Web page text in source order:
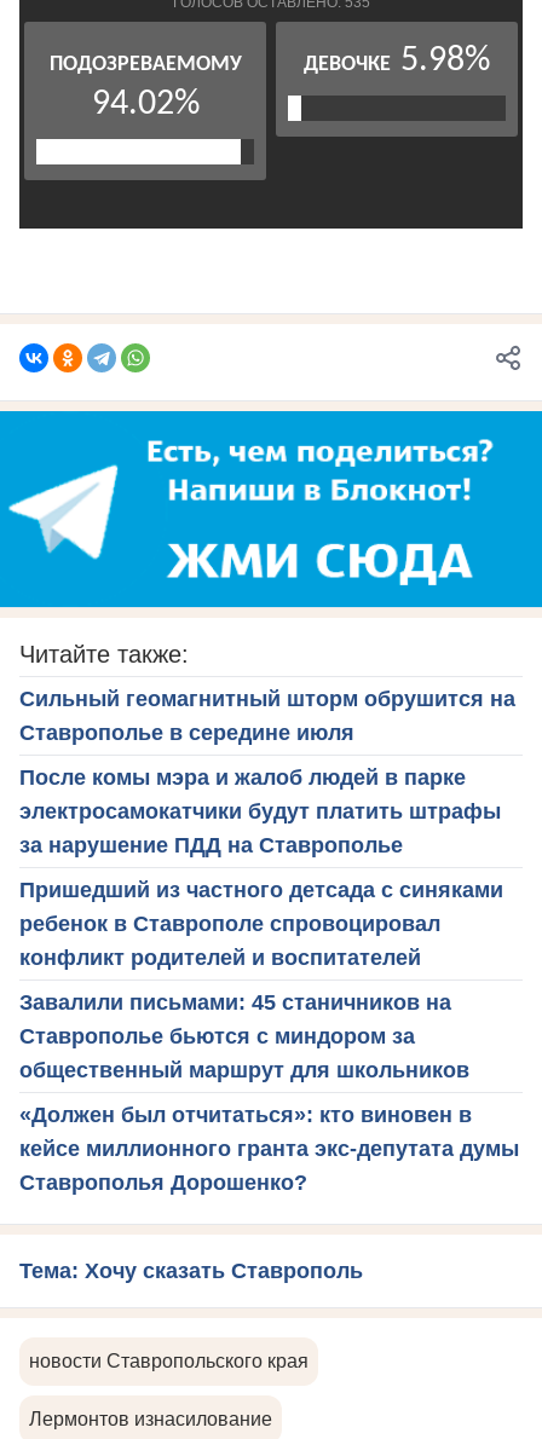
Читайте также:
Сильный геомагнитный шторм обрушится на
Ставрополье в середине июля
После комы мэра и жалоб людей в парке
электросамокатчики будут платить штрафы
за нарушение ПДД на Ставрополье
Пришедший из частного детсада с синяками
ребенок в Ставрополе спровоцировал
конфликт родителей и воспитателей
Завалили письмами: 45 станичников на
Ставрополье бьются с миндором за
общественный маршрут для школьников
«Должен был отчитаться»: кто виновен в
кейсе миллионного гранта экс-депутата думы
Ставрополья Дорошенко?
Тема: Хочу сказать Ставрополь
новости Ставропольского края
Лермонтов изнасилование